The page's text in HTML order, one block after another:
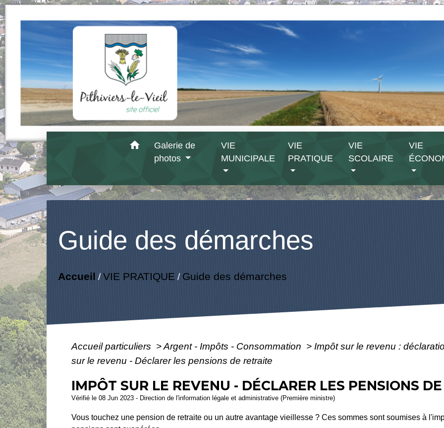
home
Galerie de
photos
VIE
MUNICIPALE
VIE
PRATIQUE
VIE
SCOLAIRE
VIE
Guide des démarches
Accueil /VIE PRATIQUE/ Guide des démarches
Accueil particuliers >Argent - Impôts - Consommation > Impôt sur le revenu :
sur le revenu - Déclarer les pensions de retraite
IMPÔT SUR LE REVENU - DÉCLARER LES PENSIONS
Vérifié le 08 Jun 2023 - Direction de l'information légale et administrative (Première ministre)
Vous touchez une pension de retraite ou un autre avantage vieillesse ? Ces sommes sont soumises à